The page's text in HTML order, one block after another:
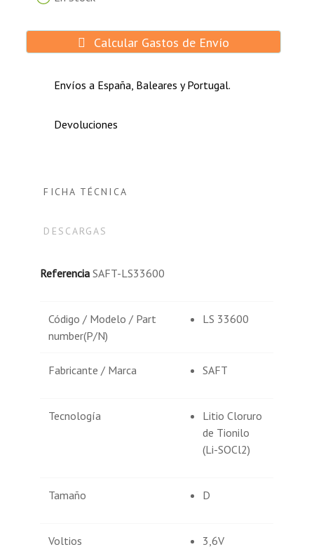
Calcular Gastos de Envío
Envíos a España, Baleares y Portugal.
Devoluciones
FICHA TÉCNICA
DESCARGAS
Referencia SAFT-LS33600
Código / Modelo / Part
number(P/N)
LS 33600
Fabricante / Marca SAFT
Tecnología
Litio Cloruro
de Tionilo
(Li-SOCl2)
Tamaño D
Voltios 3,6V